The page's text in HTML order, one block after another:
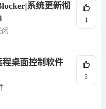
系统更新彻
闭
1
桌面控制软件
2